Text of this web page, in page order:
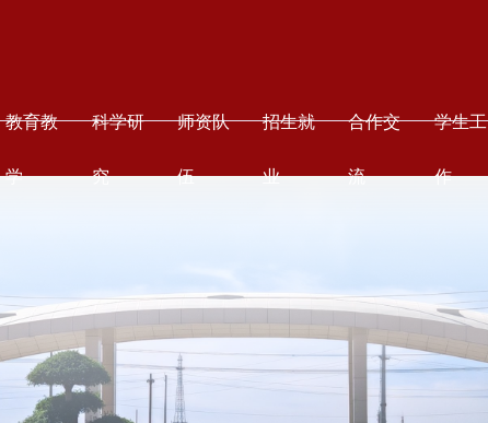
教育教
学
科学研
究
师资队
伍
招生就
业
合作交
流
学生工
作